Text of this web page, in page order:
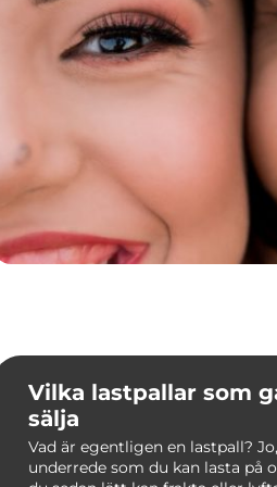
Vilka lastpallar som
sälja
Vad är egentligen en lastpall?
underrede som du kan lasta på